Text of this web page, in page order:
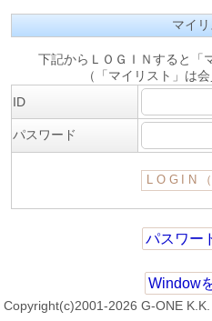
マイリ
下記からＬＯＧＩＮすると「
（「マイリスト」は
ID
パスワード
パスワー
Window
Copyright(c)2001-2026 G-ONE